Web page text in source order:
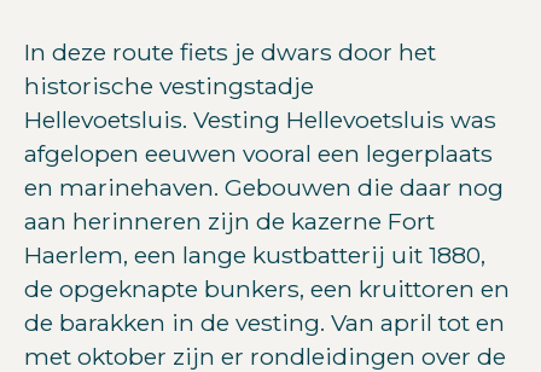
In deze route fiets je dwars door het
historische vestingstadje
Hellevoetsluis. Vesting Hellevoetsluis was
afgelopen eeuwen vooral een legerplaats
en marinehaven. Gebouwen die daar nog
aan herinneren zijn de kazerne Fort
Haerlem, een lange kustbatterij uit 1880,
de opgeknapte bunkers, een kruittoren en
de barakken in de vesting. Van april tot en
met oktober zijn er rondleidingen over de